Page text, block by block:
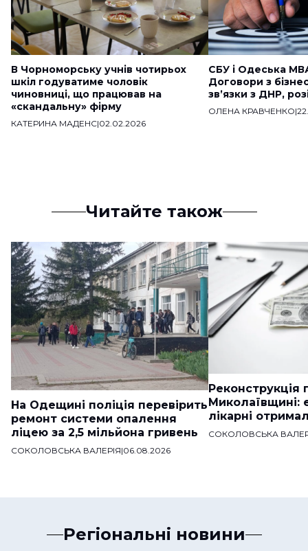
В Чорноморську учнів чотирьох
шкіл годуватиме чоловік
чиновниці, що працював на
«скандальну» фірму
КАТЕРИНА МАДЕНС|02.02.2026
СБУ і Одеська
Договори з
звʼязки з ДНР,
ОЛЕНА КРАВЧЕНКО|
Читайте також
На Одещині поліція перевірить
ремонт системи опалення
ліцею за 2,5 мільйона гривень
СОКОЛОВСЬКА ВАЛЕРІЯ|06.08.2026
Реконструкція
Миколаївщині:
лікарні
СОКОЛОВСЬКА
Регіональні новини